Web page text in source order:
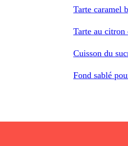
Tarte caramel
Tarte au citron
Cuisson du
Fond sablé